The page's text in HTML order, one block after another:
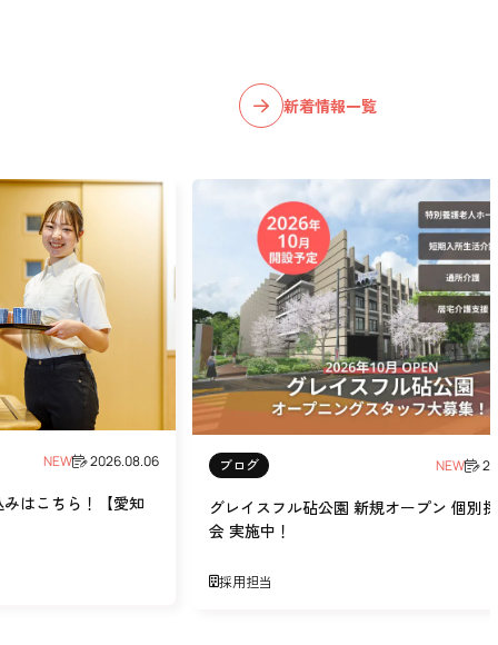
新着情報一覧
NEW 2026.08.06
はこちら！【愛知
ブログ NEW
グレイスフル砧公園 新規オープン 個別
会 実施中！
採用担当